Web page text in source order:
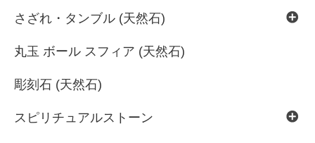
さざれ・タンブル (天然石)
丸玉 ボール スフィア (天然石)
彫刻石 (天然石)
スピリチュアルストーン